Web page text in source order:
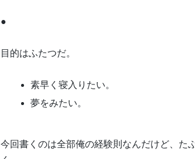
●
目的はふたつだ。
素早く寝入りたい。
夢をみたい。
今回書くのは全部俺の経験則なんだけど、た